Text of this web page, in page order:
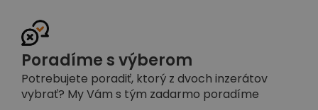
Poradíme s výberom
Potrebujete poradiť, ktorý z dvoch inzerátov
vybrať? My Vám s tým zadarmo poradíme